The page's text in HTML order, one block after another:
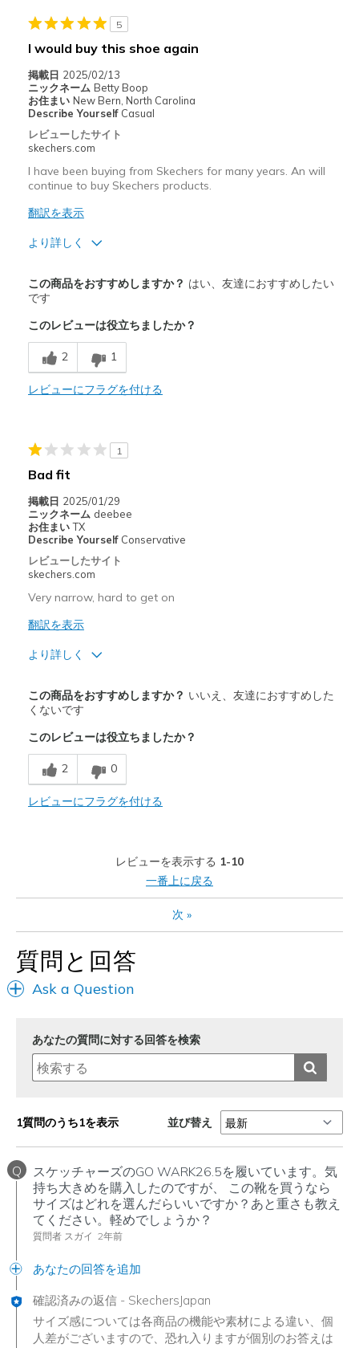
以下に最適
Casual Wear
Width
Feels too wide
View On Shoes
I'm Into Shoes
5
I would buy this shoe again
掲載日 2025/02/13
ニックネーム Betty Boop
お住まい New Bern, North Carolina
Describe Yourself Casual
レビューしたサイト
skechers.com
I have been buying from Skechers for many years. An will
continue to buy Skechers products.
翻訳を表示
より詳しく
Attractive Design
Breathe Well
Comfortable
Durable
以下に最適
Casual Wear
Width
Feels true to width
Sizing
この商品をおすすめしますか？ はい、友達におすすめしたい
です
このレビューは役立ちましたか？
2 1
レビューにフラグを付ける
1
Bad fit
掲載日 2025/01/29
ニックネーム deebee
お住まい TX
Describe Yourself Conservative
レビューしたサイト
skechers.com
Very narrow, hard to get on
翻訳を表示
より詳しく
Durable
Stylish
Width
Sizing
Feels half size too small
この商品をおすすめしますか？ いいえ、友達におすすめした
くないです
このレビューは役立ちましたか？
2 0
レビューにフラグを付ける
レビューを表示する 1-10
一番上に戻る
次 »
質問と回答
Ask a Question
あなたの質問に対する回答を検索
1質問のうち1を表示 並び替え
Q
スケッチャーズのGO WARK26.5を履いています。気
持ち大きめを購入したのですが、 この靴を買うなら
サイズはどれを選んだらいいですか？あと重さも教え
てください。軽めでしょうか？
質問者 スガイ 2年前
あなたの回答を追加
確認済みの返信 - SkechersJapan
サイズ感については各商品の機能や素材による違い、個
人差がございますので、恐れ入りますが個別のお答えは